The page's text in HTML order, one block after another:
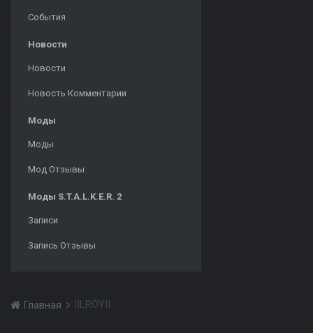
События
Новости
Новости
Новость Комментарии
Моды
Моды
Мод Отзывы
Моды S.T.A.L.K.E.R. 2
Записи
Запись Отзывы
Главная IILROYII